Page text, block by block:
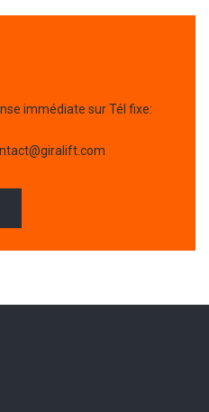
immédiate sur Tél fixe: